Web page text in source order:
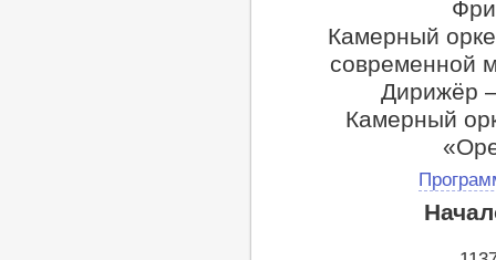
Камерный
современной
Дирижёр
Камерный